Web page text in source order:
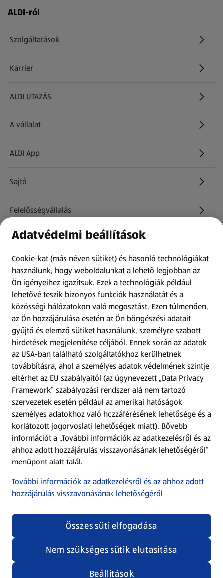
Láblécmenü - további linkek
ALDI-ról
Szolgáltatások
Karrier
(új oldalon nyílik meg)
ALDI UTAZÁS
(új oldalon nyílik meg)
A vállalat
ALDI App
Sajtó
Felelősségvállalás
Információk
Kérdőív
Fizetési lehetőségek
ALDI utalványok
Árcsökkentés
Adattörlő alkalmazás
Szervizpont
(új oldalon nyílik meg)
Fedezz fel minket az interneten!
Töltsd le az ALDI Magyarország applikációt!
Adatvédelem és szabályzat
Cookie beállítások módosítása
Felhasználási feltételek
Adatvédelem / Impresszum
Security policy
(új oldalon nyílik meg)
Adatvédelmi beállítások
Cookie-kat (más néven sütiket) és hasonló technológiákat
használunk, hogy weboldalunkat a lehető legjobban az
Ön igényeihez igazítsuk. Ezek a technológiák például
lehetővé teszik bizonyos funkciók használatát és a
közösségi hálózatokon való megosztást. Ezen túlmenően,
az Ön hozzájárulása esetén az Ön böngészési adatait
gyűjtő és elemző sütiket használunk, személyre szabott
hirdetések megjelenítése céljából. Ennek során az adatok
az USA-ban található szolgáltatókhoz kerülhetnek
továbbításra, ahol a személyes adatok védelmének szintje
eltérhet az EU szabályaitól (az úgynevezett „Data Privacy
Framework” szabályozási rendszer alá nem tartozó
szervezetek esetén például az amerikai hatóságok
személyes adatokhoz való hozzáférésének lehetősége és a
korlátozott jogorvoslati lehetőségek miatt). Bővebb
információt a „További információk az adatkezelésről és az
ahhoz adott hozzájárulás visszavonásának lehetőségéről”
menüpont alatt talál.
További információk az adatkezelésről és az ahhoz adott
hozzájárulás visszavonásának lehetőségéről
Beállítások
Nem szükséges sütik elutasítása
Összes süti elfogadása